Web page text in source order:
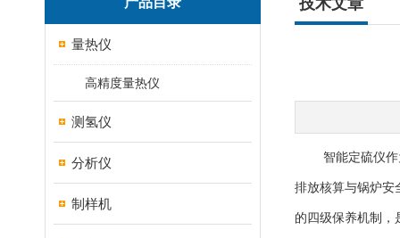
量热仪
高精度量热仪
测氢仪
分析仪
制样机
技术文章
智能定硫仪作为
排放核算与锅炉安
的四级保养机制，